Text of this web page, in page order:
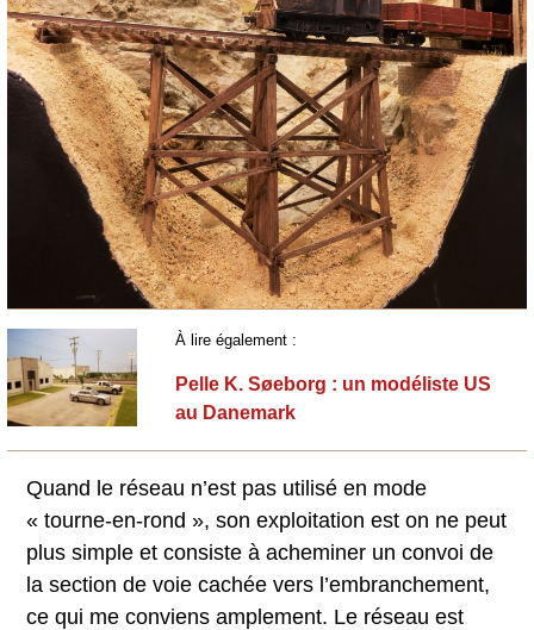
À lire également :
Pelle K. Søeborg : un modéliste US
au Danemark
Quand le réseau n’est pas utilisé en mode
« tourne-en-rond », son exploitation est on ne peut
plus simple et consiste à acheminer un convoi de
la section de voie cachée vers l’embranchement,
ce qui me conviens amplement. Le réseau est